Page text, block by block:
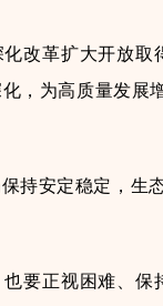
改革扩大开放取
，为高质量发展
持安定稳定 ，生
要正视困难、